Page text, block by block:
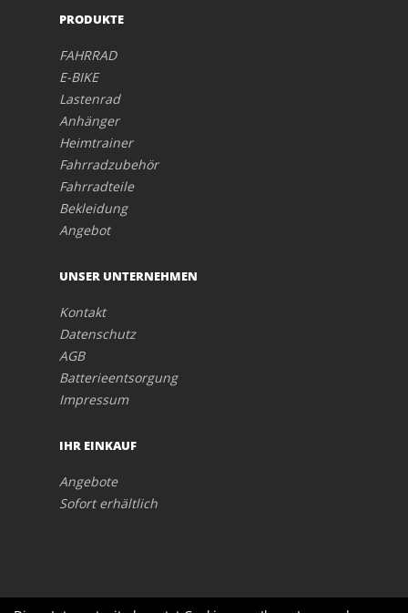
PRODUKTE
FAHRRAD
E-BIKE
Lastenrad
Anhänger
Heimtrainer
Fahrradzubehör
Fahrradteile
Bekleidung
Angebot
UNSER UNTERNEHMEN
Kontakt
Datenschutz
AGB
Batterieentsorgung
Impressum
IHR EINKAUF
Angebote
Sofort erhältlich